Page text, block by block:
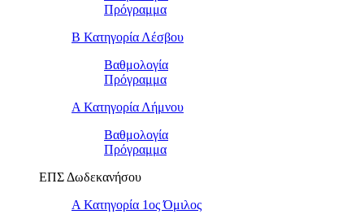
Πρόγραμμα
B Κατηγορία Λέσβου
Βαθμολογία
Πρόγραμμα
Α Κατηγορία Λήμνου
Βαθμολογία
Πρόγραμμα
ΕΠΣ Δωδεκανήσου
Α Κατηγορία 1ος Όμιλος